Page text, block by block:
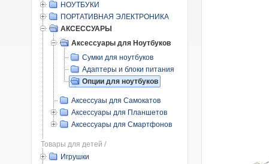
НОУТБУКИ
ПОРТАТИВНАЯ ЭЛЕКТРОНИКА
АКСЕССУАРЫ
Аксессуары для Ноутбуков
Сумки для ноутбуков
Адаптеры и блоки питания
Опции для ноутбуков
Аксессуаы для Самокатов
Аксессуары для Планшетов
Аксессуары для Смартфонов
Товары для детей /
Игрушки